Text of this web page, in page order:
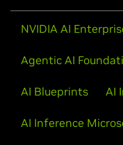
NVIDIA AI
Agentic AI
AI Blueprints AI
AI Inference